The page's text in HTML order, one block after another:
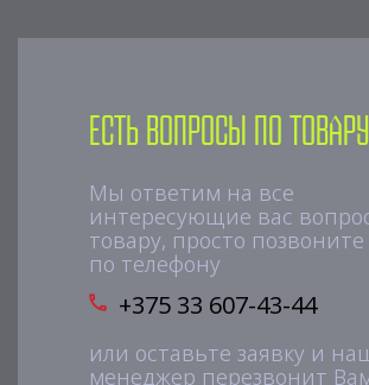
Есть вопросы по
Мы ответим на все
интересующие вас
товару, просто
по телефону
+375 33 607-43-44
или оставьте заявку и
менеджер перезвонит